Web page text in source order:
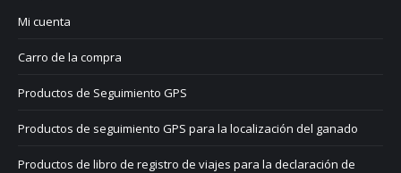
Mi cuenta
Carro de la compra
Productos de Seguimiento GPS
Productos de seguimiento GPS para la localización del ganado
Productos de libro de registro de viajes para la declaración de